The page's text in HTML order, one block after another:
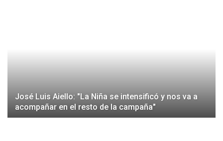
José Luis Aiello: "La Niña se intensificó y nos va a
acompañar en el resto de la campaña"